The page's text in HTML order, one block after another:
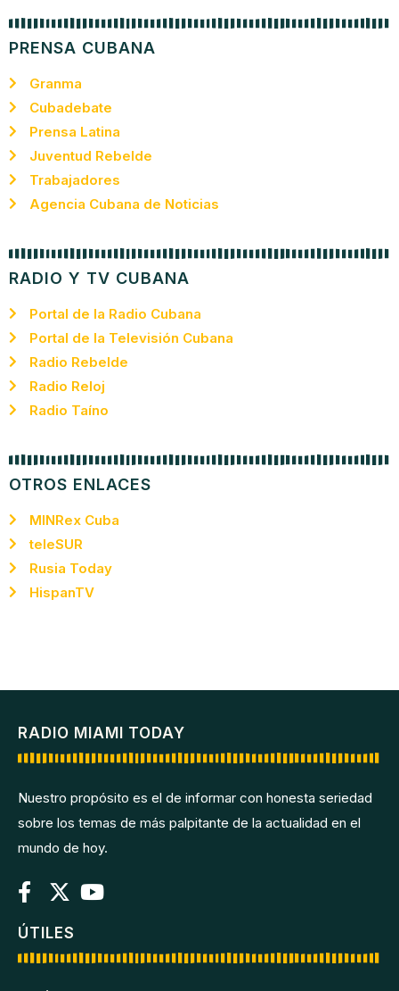
PRENSA CUBANA
Granma
Cubadebate
Prensa Latina
Juventud Rebelde
Trabajadores
Agencia Cubana de Noticias
RADIO Y TV CUBANA
Portal de la Radio Cubana
Portal de la Televisión Cubana
Radio Rebelde
Radio Reloj
Radio Taíno
OTROS ENLACES
MINRex Cuba
teleSUR
Rusia Today
HispanTV
RADIO MIAMI TODAY
Nuestro propósito es el de informar con honesta seriedad
sobre los temas de más palpitante de la actualidad en el
mundo de hoy.
ÚTILES